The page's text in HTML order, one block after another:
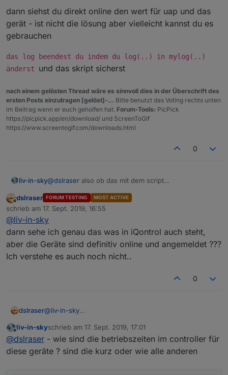
dann siehst du direkt online den wert für uap und das
gerät - ist nicht die lösung aber vielleicht kannst du es
gebrauchen
das log beendest du indem du log(..) in mylog(..)
änderst und das skript sicherst
nach einem gelösten Thread wäre es sinnvoll dies in der Überschrift des
ersten Posts einzutragen [gelöst]-... Bitte benutzt das Voting rechts unten
im Beitrag wenn er euch geholfen hat. Forum-Tools: PicPick
https://picpick.app/en/download/ und ScreenToGif
https://www.screentogif.com/downloads.html
0
liv-in-sky@dslraser also ob das mit dem script
setting zwischen den aps und dem controller - ich
hole nur die daten vom controller und verarbeite das
- was siehst du im controller ?
um im log die info online zu sehen, wenn sich ein
gerät abmeldet wegen der uap
kannst du im script folgendes machen - ist unter
status3 in der getClients() funktion - damit kannst du
dann das log beobachten und gleichzeitig im
controller nachschauen, was da zu sehen ist
die erste zeile das my weg vor mylog(..)
und die zweite zeile einfügen
dann siehst du direkt online den wert für uap und
das log beendest du indem du log(..) in
Offline
dslraser FORUM TESTING MOST ACTIVE
schrieb am 17. Sept. 2019, 16:55
zuletzt editiert von
@liv-in-sky
dann sehe ich genau das was in iQontrol auch steht,
aber die Geräte sind definitiv online und angemeldet ???
Ich verstehe es auch noch nicht..
0
dslraser@liv-in-sky
aber die Geräte sind definitiv online und angemeldet
???
Ich verstehe es auch noch nicht..
Offline
liv-in-skyschrieb am 17. Sept. 2019, 17:01
zuletzt editiert von
@dslraser - wie sind die betriebszeiten im controller für
diese geräte ? sind die kurz oder wie alle anderen